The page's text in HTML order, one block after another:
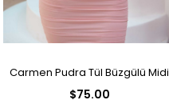
Carmen Pudra Tül Büzgülü Midi
$75.00